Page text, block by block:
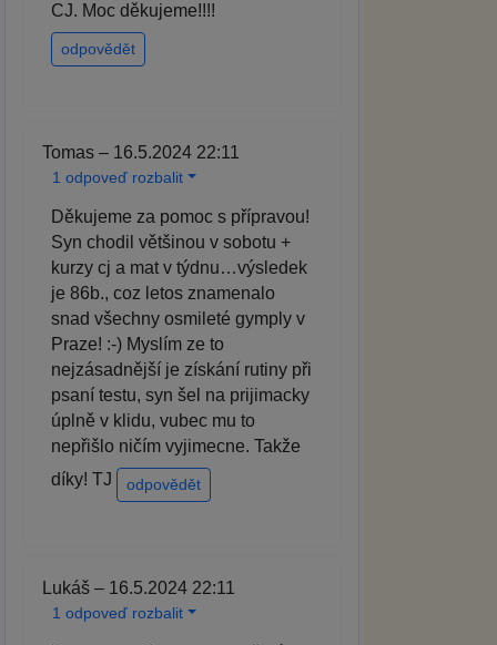
CJ. Moc děkujeme!!!!
odpovědět
Tomas – 16.5.2024 22:11
1 odpoveď rozbalit
Děkujeme za pomoc s přípravou!
Syn chodil většinou v sobotu +
kurzy cj a mat v týdnu…výsledek
je 86b., coz letos znamenalo
snad všechny osmileté gymply v
Praze! :-) Myslím ze to
nejzásadnější je získání rutiny při
psaní testu, syn šel na prijimacky
úplně v klidu, vubec mu to
nepřišlo ničím vyjimecne. Takže
díky! TJ
odpovědět
Lukáš – 16.5.2024 22:11
1 odpoveď rozbalit